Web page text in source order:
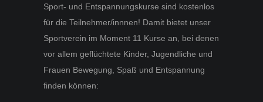
Sport- und Entspannungskurse sind kostenlos
für die Teilnehmer/innnen! Damit bietet unser
Sportverein im Moment 11 Kurse an, bei denen
vor allem geflüchtete Kinder, Jugendliche und
Frauen Bewegung, Spaß und Entspannung
finden können: